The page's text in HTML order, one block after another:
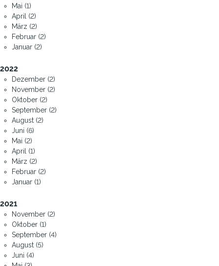
Mai (1)
April (2)
März (2)
Februar (2)
Januar (2)
2022
Dezember (2)
November (2)
Oktober (2)
September (2)
August (2)
Juni (6)
Mai (2)
April (1)
März (2)
Februar (2)
Januar (1)
2021
November (2)
Oktober (1)
September (4)
August (5)
Juni (4)